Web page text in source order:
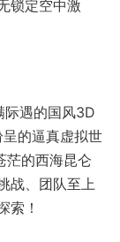
致画面，全自
字原创剧情